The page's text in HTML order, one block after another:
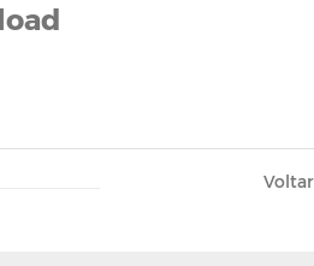
Voltar